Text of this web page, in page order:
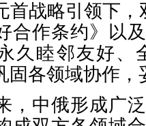
首战略引领下
合作条约》以
久睦邻友好、
固各领域协作
，中俄形成广